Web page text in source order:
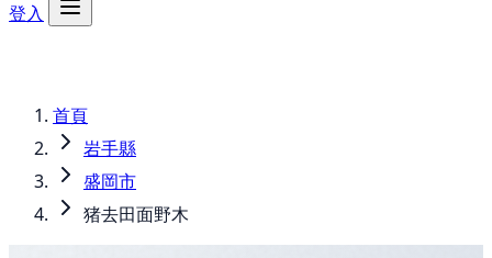
登入
首頁
岩手縣
盛岡市
猪去田面野木